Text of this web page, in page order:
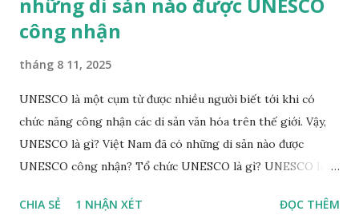
công nhận
tháng 8 11, 2025
UNESCO là một cụm từ được nhiều người biết tới khi có
chức năng công nhận các di sản văn hóa trên thế giới. Vậy,
UNESCO là gì? Việt Nam đã có những di sản nào được
UNESCO công nhận? Tổ chức UNESCO là gì? UNESCO là
Liên hợp quốc (United Nations Educational Scientific and
CHIA SẺ 1 NHẬN XÉT ĐỌC THÊM